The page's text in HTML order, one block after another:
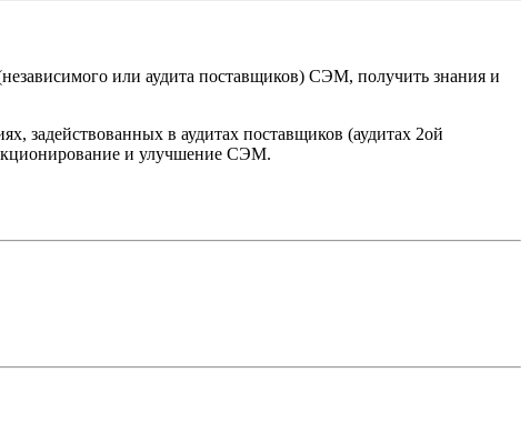
или аудита поставщиков) СЭМ, получить знания и
задействованных в аудитах поставщиков (аудитах 2ой
и улучшение СЭМ.